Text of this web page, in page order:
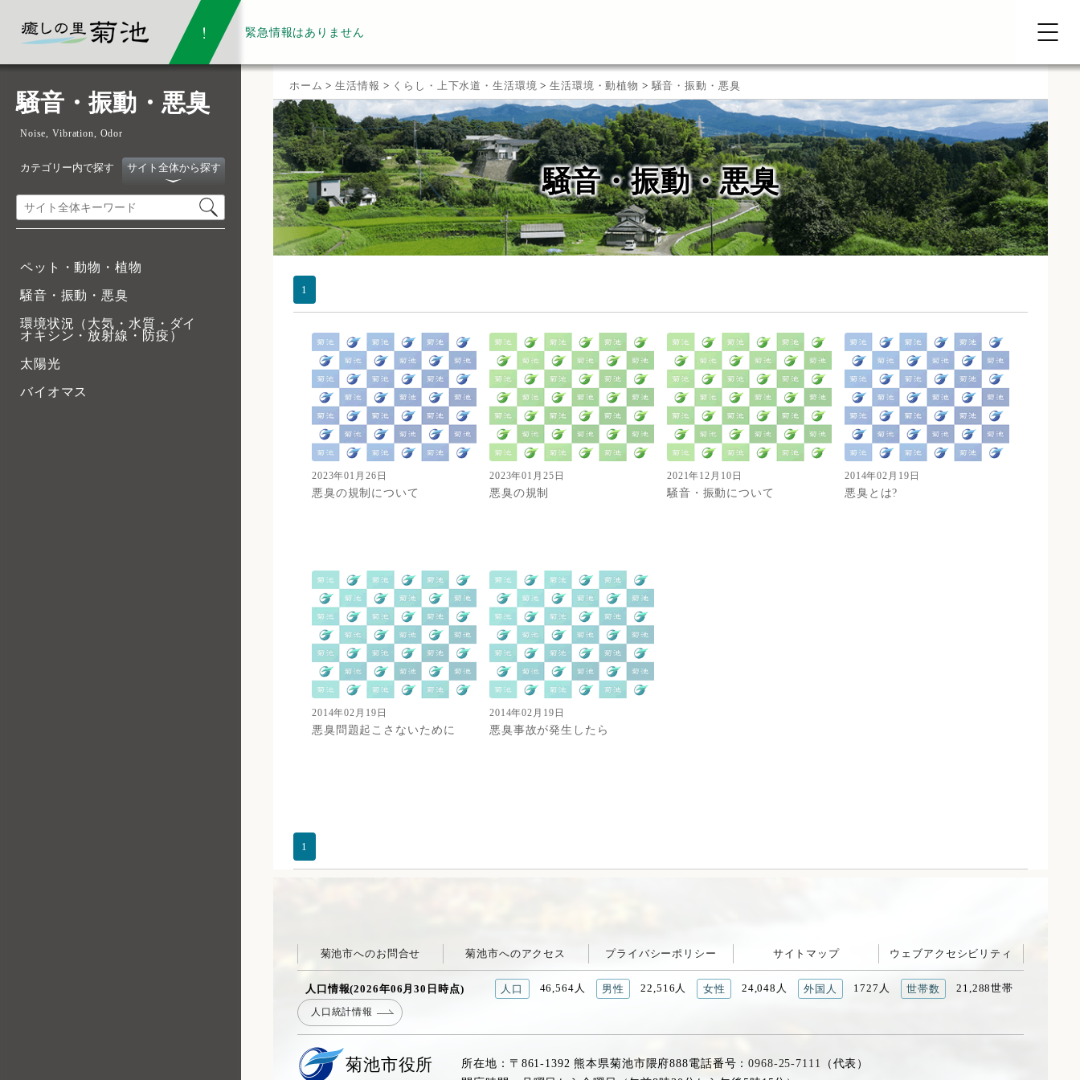
緊急情報はありません
騒音・振動・悪臭
Noise, Vibration, Odor
カテゴリー内で探す サイト全体から探す
ペット・動物・植物
騒音・振動・悪臭
環境状況（大気・水質・ダイ
オキシン・放射線・防疫）
太陽光
バイオマス
ホーム >生活情報 > くらし・上下水道・生活環境 >生活環境・動植物 > 騒音・振動・悪臭
騒音・振動・悪臭
1
2023年01月26日
悪臭の規制について
2023年01月25日
悪臭の規制
2021年12月10日
騒音・振動について
2014年02月19日
悪臭とは?
2014年02月19日
悪臭問題起こさないために
2014年02月19日
悪臭事故が発生したら
1
菊池市へのお問合せ 菊池市へのアクセス プライバシーポリシー サイトマップ ウェブアクセシビリティ
人口情報(2026年06月30日時点) 人口 46,564人 男性 22,516人 女性 24,048人 外国人 1727人 世帯数 21,288世帯
人口統計情報
菊池市役所 所在地：〒861-1392 熊本県菊池市隈府888電話番号：0968-25-7111
（代表）